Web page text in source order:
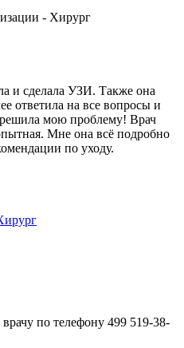
- Хирург
и сделала УЗИ. Также она
ответила на все вопросы и
мою проблему! Врач
Мне она всё подробно
по уходу.
по телефону 499 519-38-